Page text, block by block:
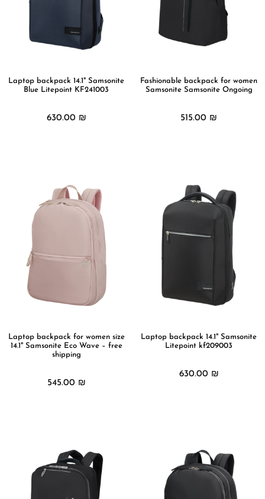
Fashionable backpack for women
Samsonite Samsonite Ongoing
515.00 ₪
Laptop backpack 14.1" Samsonite
Blue Litepoint KF241003
630.00 ₪
Laptop backpack 14.1" Samsonite
Litepoint kf209003
630.00 ₪
Laptop backpack for women size
14.1" Samsonite Eco Wave – free
shipping
545.00 ₪